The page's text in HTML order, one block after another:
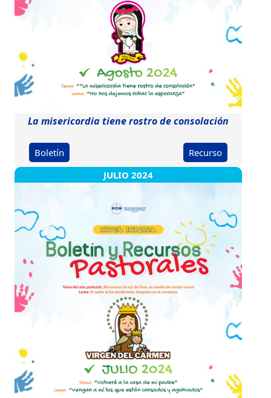
La misericordia tiene rostro de consolación
Boletín
Recurso
JULIO 2024